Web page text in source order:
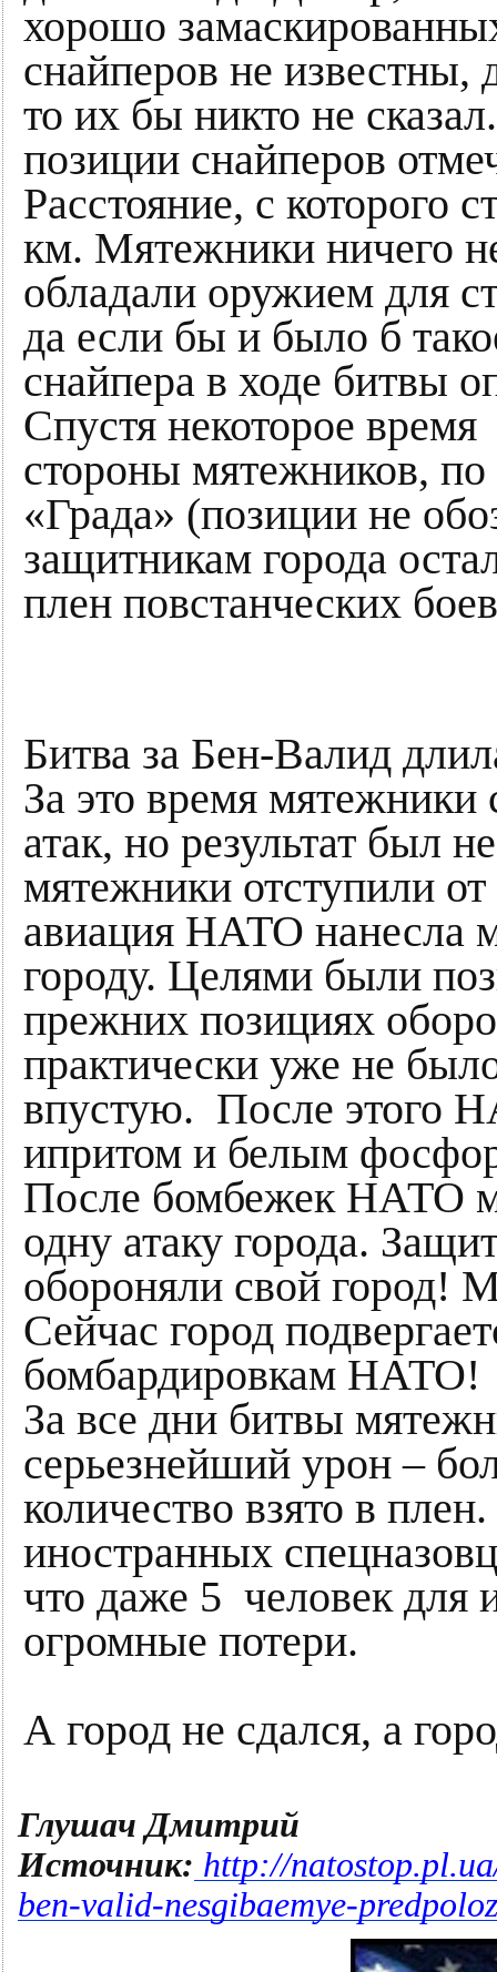
хорошо
снайперов не
то их бы никто не
позиции снайперов
Расстояние, с которого
км. Мятежники ничего
обладали оружием для
да если бы и было б
снайпера в ходе битвы
Спустя некоторое
стороны мятежников,
«Града» (позиции не
защитникам города
плен повстанческих
Битва за Бен-Валид
За это время
атак, но результат был
мятежники отступили
авиация НАТО нанесла
городу. Целями были
прежних позициях
практически уже не
впустую. После этого
ипритом и белым
После бомбежек НАТО
одну атаку города.
обороняли свой город!
Сейчас город
бомбардировкам НАТО!
За все дни битвы
серьезнейший урон –
количество взято в
иностранных
что даже 5 человек для
огромные потери.
А город не сдался, а
Глушач Дмитрий
Источник: http://
ben-valid-nesgibaemye-